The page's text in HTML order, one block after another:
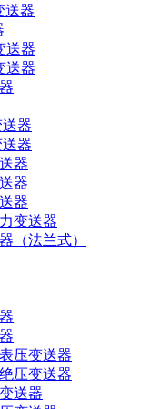
送器
送器
送器
器
器
器
器
器
变送器
（法兰式）
压变送器
压变送器
送器